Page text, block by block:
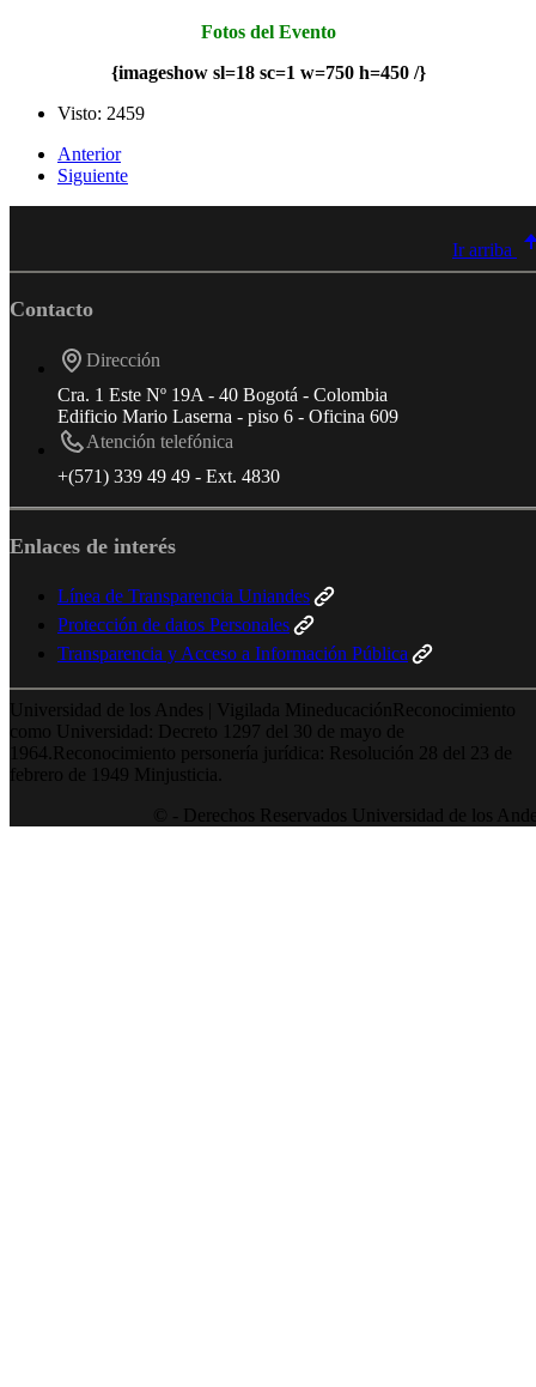
Fotos del Evento
{imageshow sl=18 sc=1 w=750 h=450 /}
Visto: 2459
Anterior
Siguiente
Ir arriba
Contacto
Dirección
Cra. 1 Este Nº 19A - 40 Bogotá - Colombia
Edificio Mario Laserna - piso 6 - Oficina 609
Atención telefónica
+(571) 339 49 49 - Ext. 4830
Enlaces de interés
Línea de Transparencia Uniandes
Protección de datos Personales
Transparencia y Acceso a Información Pública
Universidad de los Andes | Vigilada MineducaciónReconocimiento
como Universidad: Decreto 1297 del 30 de mayo de
1964.Reconocimiento personería jurídica: Resolución 28 del 23 de
febrero de 1949 Minjusticia.
© - Derechos Reservados Universidad de los